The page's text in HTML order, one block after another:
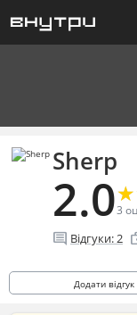
Sherp
2.0★
★
3
comment Відгуки:2
Додати відгук